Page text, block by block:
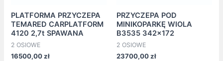
PLATFORMA PRZYCZEPA
TEMARED CARPLATFORM
4120 2,7t SPAWANA
2 OSIOWE
16500,00zł
PRZYCZEPA POD
MINIKOPARKĘ WIOLA
B3535 342×172
2 OSIOWE
23700,00zł